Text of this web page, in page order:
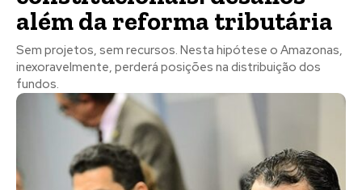
além da reforma tributária
Sem projetos, sem recursos. Nesta hipótese o Amazonas,
inexoravelmente, perderá posições na distribuição dos
fundos.